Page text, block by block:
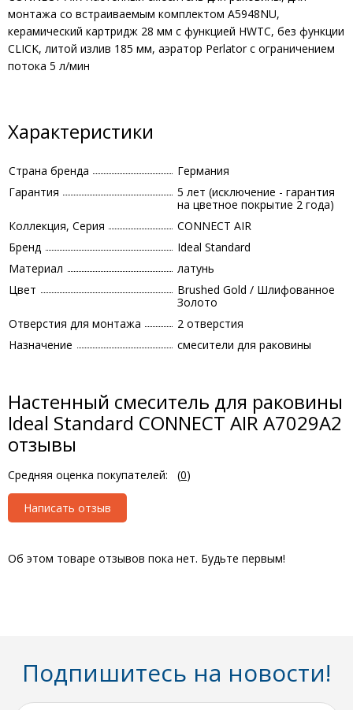
монтажа со встраиваемым комплектом A5948NU,
керамический картридж 28 мм с функцией HWTC, без функции
CLICK, литой излив 185 мм, аэратор Perlator с ограничением
потока 5 л/мин
Характеристики
Страна бренда
Германия
Гарантия
5 лет (исключение - гарантия
на цветное покрытие 2 года)
Коллекция, Серия
CONNECT AIR
Бренд
Ideal Standard
Материал
латунь
Цвет
Brushed Gold / Шлифованное
Золото
Отверстия для монтажа
2 отверстия
Назначение
смесители для раковины
Настенный смеситель для раковины
Ideal Standard CONNECT AIR A7029A2
отзывы
Средняя оценка покупателей: (0)
Написать отзыв
Об этом товаре отзывов пока нет. Будьте первым!
Подпишитесь на новости!